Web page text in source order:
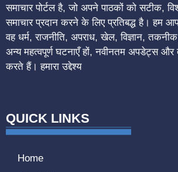
समाचार पोर्टल है, जो अपने पाठकों को सटीक,
समाचार प्रदान करने के लिए प्रतिबद्ध है। हम
वह धर्म, राजनीति, अपराध, खेल, विज्ञान,
अन्य महत्वपूर्ण घटनाएँ हों, नवीनतम अपडेट्स और
करते हैं। हमारा उद्देश्य
QUICK LINKS
Home